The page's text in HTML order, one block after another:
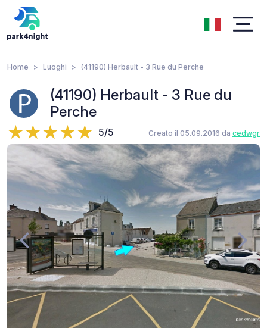
Home Luoghi (41190) Herbault - 3 Rue du Perche
(41190) Herbault - 3 Rue du
Perche
5/5 Creato il 05.09.2016 da cedwgr